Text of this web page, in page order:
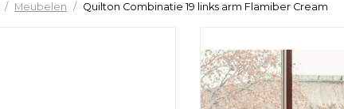
Meubelen Quilton Combinatie 19 links arm Flamiber Cream